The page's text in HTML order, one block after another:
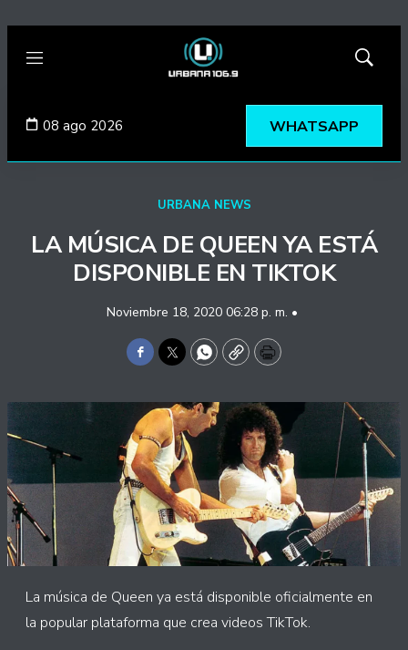
Menú
Mostrar
08 ago 2026 WHATSAPP
URBANA NEWS
LA MÚSICA DE QUEEN YA ESTÁ
DISPONIBLE EN TIKTOK
Noviembre 18, 2020 06:28 p. m. •
Facebook
TwitterWhatsApp
CopyPrint
La música de Queen ya está disponible oficialmente en
la popular plataforma que crea videos TikTok.